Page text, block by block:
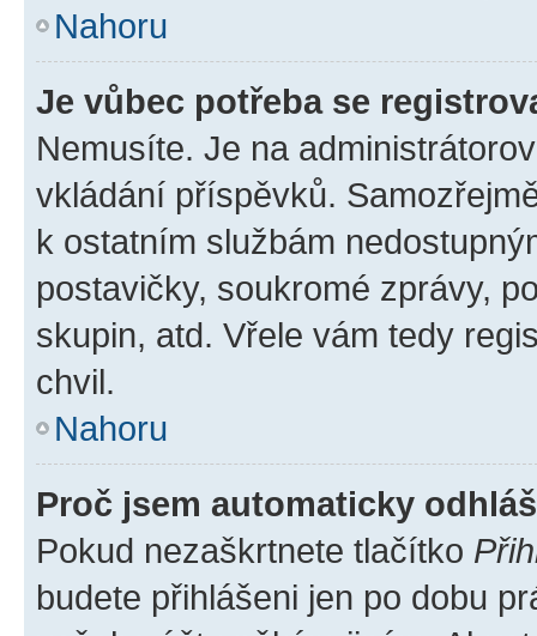
Nahoru
Je vůbec potřeba se
Nemusíte. Je na
vkládání příspěvků.
k ostatním službám
postavičky, soukromé zprávy,
skupin, atd. Vřele vám tedy
chvil.
Nahoru
Proč jsem automaticky
Pokud nezaškrtnete tlačítko
budete přihlášeni jen po dobu